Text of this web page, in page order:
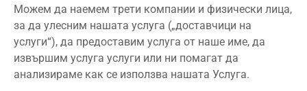
Можем да наемем трети компании и физически лица,
за да улесним нашата услуга („доставчици на
услуги“), да предоставим услуга от наше име, да
извършим услуга услуги или ни помагат да
анализираме как се използва нашата Услуга.